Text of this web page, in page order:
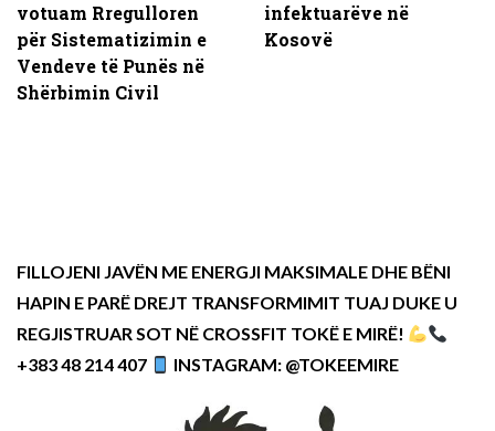
votuam Rregulloren
për Sistematizimin e
Vendeve të Punës në
Shërbimin Civil
infektuarëve në
Kosovë
FILLOJENI JAVËN ME ENERGJI MAKSIMALE DHE BËNI
HAPIN E PARË DREJT TRANSFORMIMIT TUAJ DUKE U
REGJISTRUAR SOT NË CROSSFIT TOKË E MIRË!
+383 48 214 407
INSTAGRAM: @TOKEEMIRE